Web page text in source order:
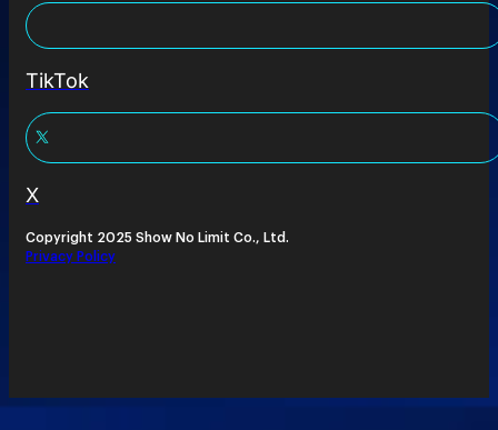
TikTok
X
Copyright 2025 Show No Limit Co., Ltd.
Privacy Policy